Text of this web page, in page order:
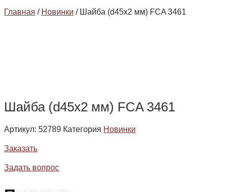
Главная / Новинки / Шайба (d45х2 мм) FCA 3461
Шайба (d45х2 мм) FCA 3461
Артикул: 52789 Категория Новинки
Заказать
Задать вопрос